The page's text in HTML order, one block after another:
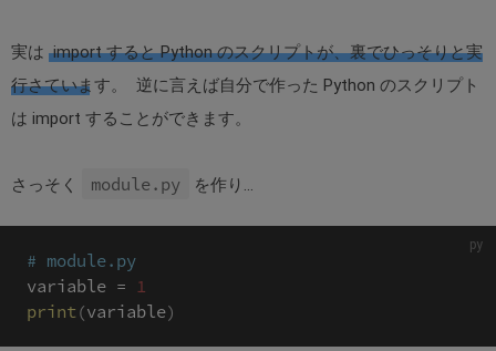
実は import すると Python のスクリプトが、裏でひっそりと実
行さています。 逆に言えば自分で作った Python のスクリプト
は import することができます。
さっそく module.py を作り...
# module.py
variable = 1
print(variable)